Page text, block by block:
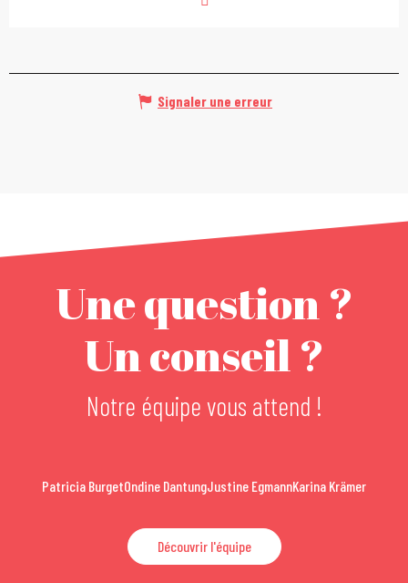
Signaler une erreur
Une question ?
Un conseil ?
Notre équipe vous attend !
Patricia BurgetOndine DantungJustine EgmannKarina Krämer
Découvrir l'équipe